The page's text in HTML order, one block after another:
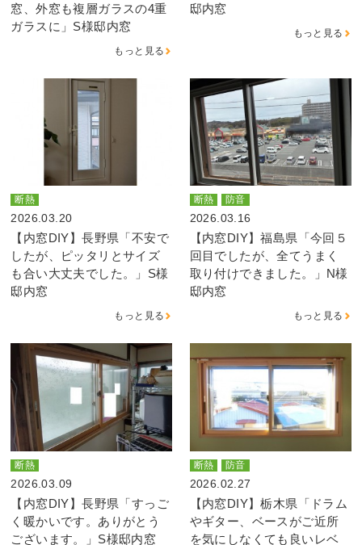
窓、外窓も複層ガラスの4重
ガラスに」S様邸内窓
もっと見る
邸内窓
もっと見る
断熱
2026.03.20
【内窓DIY】長野県「不安で
したが、ピッタリとサイズ
も合い大丈夫でした。」S様
邸内窓
もっと見る
断熱 防音
2026.03.16
【内窓DIY】福島県「今回５
回目でしたが、全てうまく
取り付けできました。」N様
邸内窓
もっと見る
断熱
2026.03.09
【内窓DIY】長野県「すっご
く暖かいです。ありがとう
ございます。」S様邸内窓
断熱 防音
2026.02.27
【内窓DIY】栃木県「ドラム
やギター、ベースがご近所
を気にしなくても良いレベ